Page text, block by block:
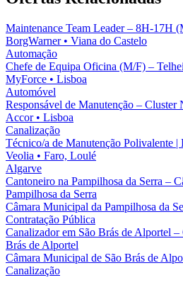
Maintenance Team Leader – 8H-17H
BorgWarner • Viana do Castelo
Automação
Chefe de Equipa Oficina (M/F) –
MyForce • Lisboa
Automóvel
Responsável de Manutenção –
Accor • Lisboa
Canalização
Técnico/a de Manutenção Polivalente |
Veolia • Faro, Loulé
Algarve
Cantoneiro na Pampilhosa da Serra –
Pampilhosa da Serra
Câmara Municipal da Pampilhosa da
Contratação Pública
Canalizador em São Brás de Alportel
Brás de Alportel
Câmara Municipal de São Brás de
Canalização